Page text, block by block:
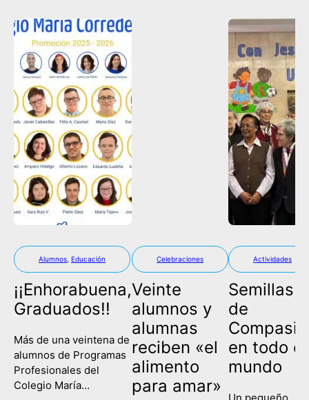
Alumnos Educación
¡¡Enhorabuena,
Graduados!!
Más de una veintena de
alumnos de Programas
Profesionales del
Colegio María
Celebraciones
Veinte
alumnos y
alumnas
reciben «el
alimento
para amar»
Actividades
Semillas
de
en todo el
mundo